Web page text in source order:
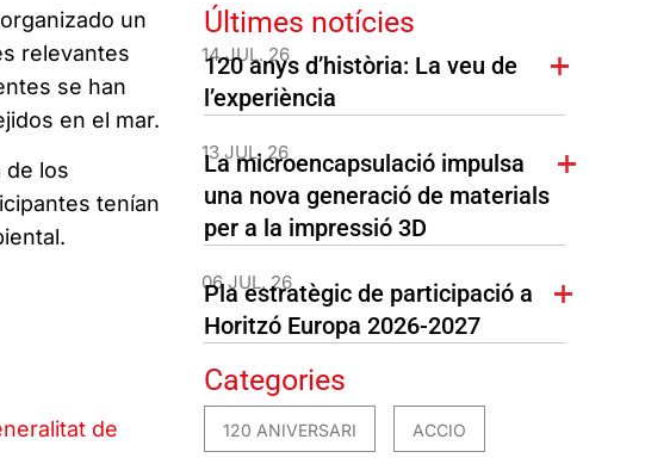
un
relevantes
se han
en el mar.
de los
tenían
de
Últimes notícies
14 JUL. 26
120 anys d’història: La veu de
l’experiència
13 JUL. 26
La microencapsulació impulsa
una nova generació de materials
per a la impressió 3D
06 JUL. 26
Pla estratègic de participació a
Horitzó Europa 2026-2027
Categories
120 ANIVERSARI ACCIO